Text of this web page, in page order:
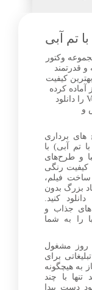
تم آبی
وکتور
و قدرتمند
کیفیت
آماده کرده
است. شما می‌تواید فایل‌های Vector logo را دانلود
و
های برداری
تم آبی) با
و طرح‌های
کیفیت رنگی
فیلم،
بزرگ بدون
افت کیفیت، در قالب فایل‌های eps دانلود کنید.
های جذاب و
را به شما
روز مشغول
برای
به هیچگونه
تنها با چند
دست پیدا